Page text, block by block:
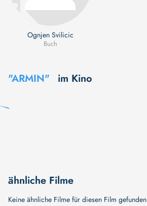
Ognjen Svilicic
Buch
"ARMIN" im Kino
ähnliche Filme
Keine ähnliche Filme für diesen Film gefunden